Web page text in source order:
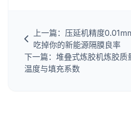
上一篇：压延机精度
吃掉你的新能源隔膜良率
下一篇：堆叠式炼胶机炼胶质
温度与填充系数